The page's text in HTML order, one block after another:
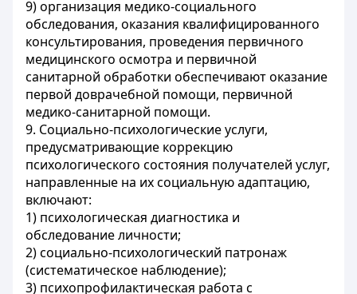
9) организация медико-социального
обследования, оказания квалифицированного
консультирования, проведения первичного
медицинского осмотра и первичной
санитарной обработки обеспечивают оказание
первой доврачебной помощи, первичной
медико-санитарной помощи.
9. Социально-психологические услуги,
предусматривающие коррекцию
психологического состояния получателей услуг,
направленные на их социальную адаптацию,
включают:
1) психологическая диагностика и
обследование личности;
2) социально-психологический патронаж
(систематическое наблюдение);
3) психопрофилактическая работа с